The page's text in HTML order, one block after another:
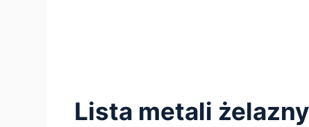
Lista metali